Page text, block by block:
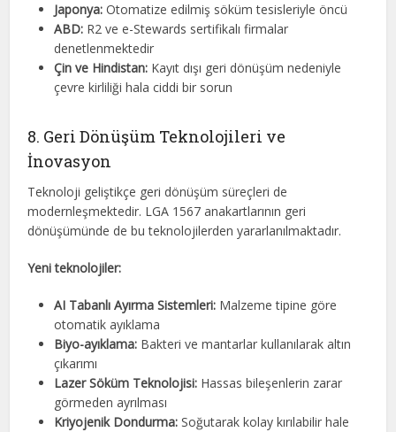
Japonya: Otomatize edilmiş söküm tesisleriyle öncü
ABD: R2 ve e-Stewards sertifikalı firmalar
denetlenmektedir
Çin ve Hindistan: Kayıt dışı geri dönüşüm nedeniyle
çevre kirliliği hala ciddi bir sorun
8. Geri Dönüşüm Teknolojileri ve
İnovasyon
Teknoloji geliştikçe geri dönüşüm süreçleri de
modernleşmektedir. LGA 1567 anakartlarının geri
dönüşümünde de bu teknolojilerden yararlanılmaktadır.
Yeni teknolojiler:
AI Tabanlı Ayırma Sistemleri: Malzeme tipine göre
otomatik ayıklama
Biyo-ayıklama: Bakteri ve mantarlar kullanılarak altın
çıkarımı
Lazer Söküm Teknolojisi: Hassas bileşenlerin zarar
görmeden ayrılması
Kriyojenik Dondurma: Soğutarak kolay kırılabilir hale